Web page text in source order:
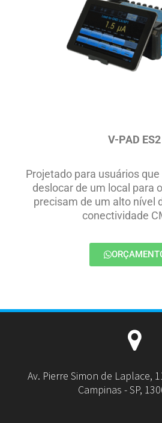
V-PAD ES2
Projetado para usuários
deslocar de um local para
precisam de um alto nível
conectividade
Av. Pierre Simon de Laplace,
Campinas - SP,